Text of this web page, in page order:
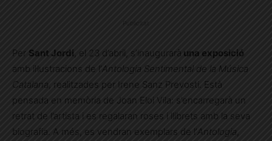
Per Sant Jordi , el 23 d’abril, s’inaugurarà una exposició
amb il·lustracions de l’Antologia Sentimental de la Música
Catalana , realitzades per Irene Sanz Prevosti. Està
pensada en memòria de Joan Eloi Vila: s’encarregarà un
retrat de l’artista i es regalaran roses i llibrets amb la seva
biografia. A més, es vendran exemplars de l’Antologia,